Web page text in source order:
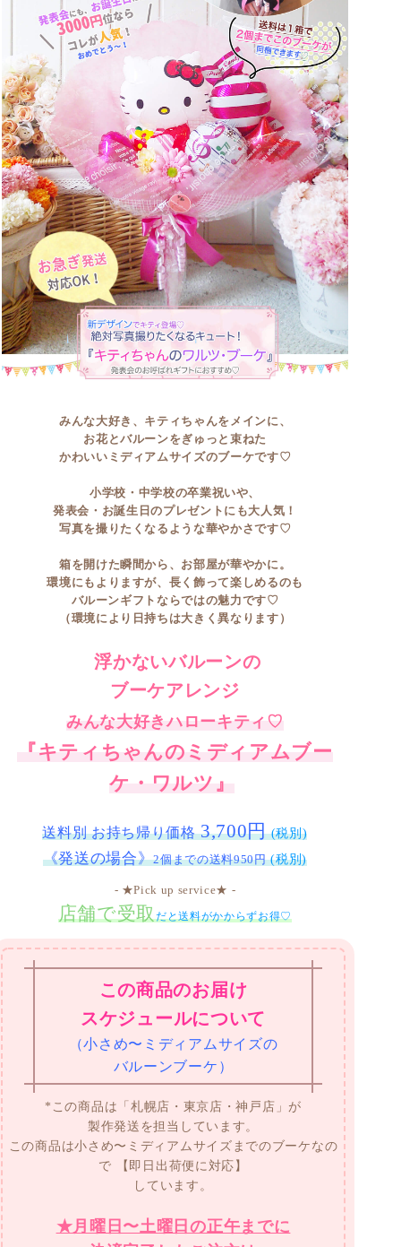
みんな大好き、キティちゃんをメインに、
お花とバルーンをぎゅっと束ねた
かわいいミディアムサイズのブーケです♡
小学校・中学校の卒業祝いや、
発表会・お誕生日のプレゼントにも大人気！
写真を撮りたくなるような華やかさです♡
箱を開けた瞬間から、お部屋が華やかに。
環境にもよりますが、長く飾って楽しめるのも
バルーンギフトならではの魅力です♡
（環境により日持ちは大きく異なります）
浮かないバルーンの
ブーケアレンジ
みんな大好きハローキティ♡
『キティちゃんのミディアムブー
ケ・ワルツ』
送料別 お持ち帰り価格3,700円(税別)
《発送の場合》2個までの送料950円(税別)
- ★Pick up service★ -
店舗で受取だと送料がかからずお得♡
この商品のお届け
スケジュールについて
（小さめ〜ミディアムサイズの
バルーンブーケ）
*この商品は「札幌店・東京店・神戸店」が
製作発送を担当しています。
この商品は小さめ〜ミディアムサイズまでのブーケなの
で 【即日出荷便に対応】
しています。
★月曜日〜土曜日の正午までに